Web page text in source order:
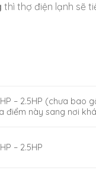
thì thợ điện lạnh sẽ
– 2.5HP (chưa bao
điểm này sang nơi
– 2.5HP